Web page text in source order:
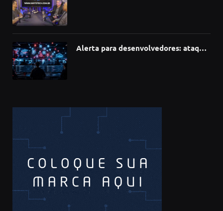
Alerta para desenvolvedores: ataque